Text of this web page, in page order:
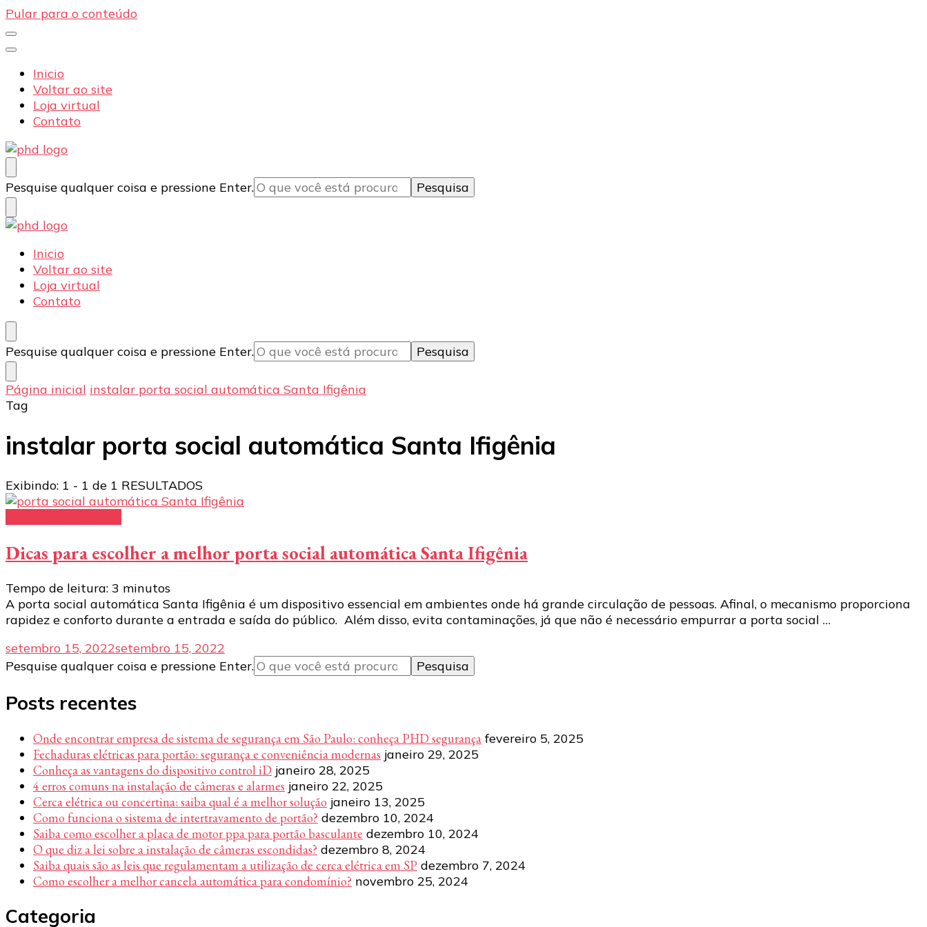
Pular para o conteúdo
Inicio
Voltar ao site
Loja virtual
Contato
PHD Seg
Blog
Procurando
algo?
Pesquise qualquer coisa e pressione Enter.
PHD Seg
Blog
Inicio
Voltar ao site
Loja virtual
Contato
Procurando
algo?
Pesquise qualquer coisa e pressione Enter.
Página inicial instalar porta social automática Santa Ifigênia
Tag
instalar porta social automática Santa Ifigênia
Exibindo: 1 - 1 de 1 RESULTADOS
Dicas para escolher a melhor porta social automática Santa Ifigênia
Tempo de leitura: 3 minutos
A porta social automática Santa Ifigênia é um dispositivo essencial em ambientes onde há grande circulação de pessoas. Afinal, o mecanismo proporciona
rapidez e conforto durante a entrada e saída do público. Além disso, evita contaminações, já que não é necessário empurrar a porta social …
setembro 15, 2022setembro 15, 2022
Procurando
Pesquise qualquer coisa e pressione Enter.
Posts recentes
Onde encontrar empresa de sistema de segurança em São Paulo: conheça PHD segurança fevereiro 5, 2025
Fechaduras elétricas para portão: segurança e conveniência modernas janeiro 29, 2025
Conheça as vantagens do dispositivo control iD janeiro 28, 2025
4 erros comuns na instalação de câmeras e alarmes janeiro 22, 2025
Cerca elétrica ou concertina: saiba qual é a melhor solução janeiro 13, 2025
Como funciona o sistema de intertravamento de portão? dezembro 10, 2024
Saiba como escolher a placa de motor ppa para portão basculante dezembro 10, 2024
O que diz a lei sobre a instalação de câmeras escondidas? dezembro 8, 2024
Saiba quais são as leis que regulamentam a utilização de cerca elétrica em SP dezembro 7, 2024
Como escolher a melhor cancela automática para condomínio? novembro 25, 2024
Categoria